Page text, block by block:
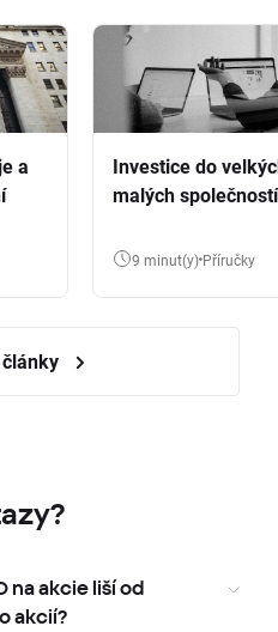
a
Investice do
malých společností
9 minut(y) Příručky
na akcie liší od
akcií?